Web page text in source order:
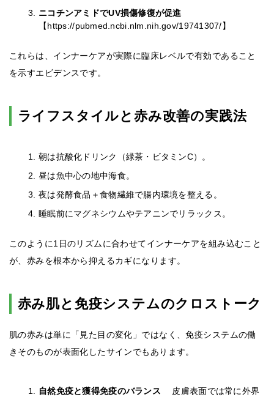
ニコチンアミドでUV損傷修復が促進
【https://pubmed.ncbi.nlm.nih.gov/19741307/】
これらは、インナーケアが実際に臨床レベルで有効であること
を示すエビデンスです。
ライフスタイルと赤み改善の実践法
朝は抗酸化ドリンク（緑茶・ビタミンC）。
昼は魚中心の地中海食。
夜は発酵食品＋食物繊維で腸内環境を整える。
睡眠前にマグネシウムやテアニンでリラックス。
このように1日のリズムに合わせてインナーケアを組み込むこと
が、赤みを根本から抑えるカギになります。
赤み肌と免疫システムのクロストーク
肌の赤みは単に「見た目の変化」ではなく、免疫システムの働
きそのものが表面化したサインでもあります。
自然免疫と獲得免疫のバランス
皮膚表面では常に外界